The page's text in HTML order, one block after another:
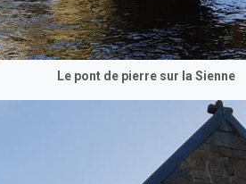
Le pont de pierre sur la Sienne